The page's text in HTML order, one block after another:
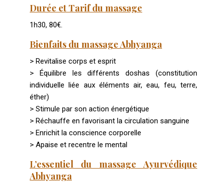
Durée et Tarif du massage
1h30, 80€.
Bienfaits du massage Abhyanga
> Revitalise corps et esprit
> Équilibre les différents doshas (constitution
individuelle liée aux éléments air, eau, feu, terre,
éther)
> Stimule par son action énergétique
> Réchauffe en favorisant la circulation sanguine
> Enrichit la conscience corporelle
> Apaise et recentre le mental
L’essentiel du massage Ayurvédique
Abhyanga